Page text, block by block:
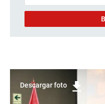
Descargar foto